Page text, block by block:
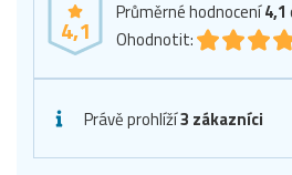
4,1
Průměrné hodnocení4,1
Ohodnotit:
Právě prohlíží3 zákazníci